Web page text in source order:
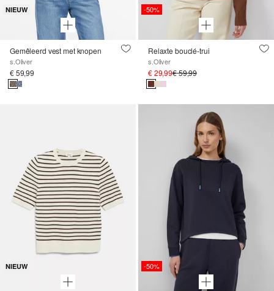
NIEUW
Gemêleerd vest met knopen
s.Oliver
€ 59,99
-50%
Relaxte bouclé-trui
s.Oliver
€ 29,99€ 59,99
NIEUW -50%